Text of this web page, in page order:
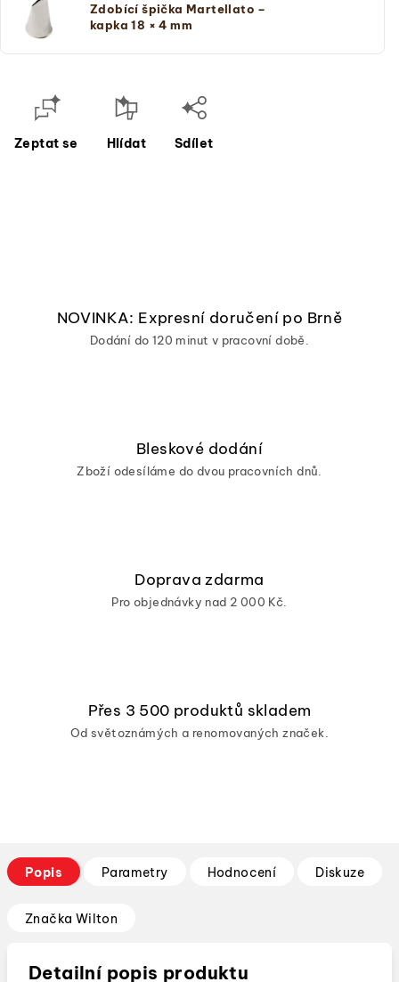
Zdobící špička Martellato –
kapka 18 × 4 mm
Zeptat se Hlídat Sdílet
NOVINKA: Expresní doručení po Brně
Dodání do 120 minut v pracovní době.
Bleskové dodání
Zboží odesíláme do dvou pracovních dnů.
Doprava zdarma
Pro objednávky nad 2 000 Kč.
Přes 3 500 produktů skladem
Od světoznámých a renomovaných značek.
Popis Parametry Hodnocení Diskuze
Značka Wilton
Detailní popis produktu